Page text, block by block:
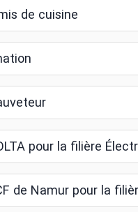
de cuisine
pour la filière
de Namur pour la